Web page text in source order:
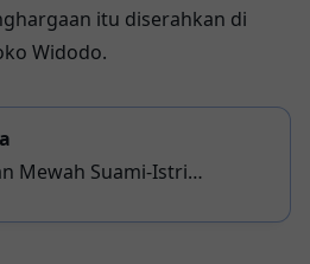
itu diserahkan di
Widodo.
Mewah Suami-Istri